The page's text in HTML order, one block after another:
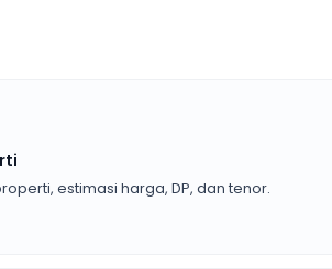
estimasi harga, DP, dan tenor.